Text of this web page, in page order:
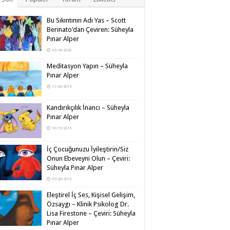
Bu Sıkıntının Adı Yas – Scott
Berinato’dan Çeviren: Süheyla
Pınar Alper
03/26/2020
Meditasyon Yapın – Süheyla
Pınar Alper
11/30/2019
Kandırıkçılık İnancı – Süheyla
Pınar Alper
10/15/2019
İç Çocuğunuzu İyileştirin/Siz
Onun Ebeveyni Olun – Çeviri:
Süheyla Pınar Alper
09/20/2019
Eleştirel İç Ses, Kişisel Gelişim,
Özsaygı – Klinik Psikolog Dr.
Lisa Firestone – Çeviri: Süheyla
Pınar Alper